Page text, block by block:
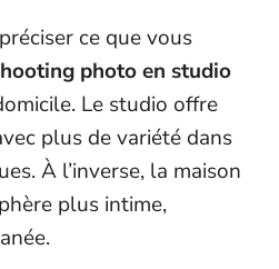
ce que vous
photo en studio
Le studio offre
plus de variété dans
À l’inverse, la maison
plus intime,